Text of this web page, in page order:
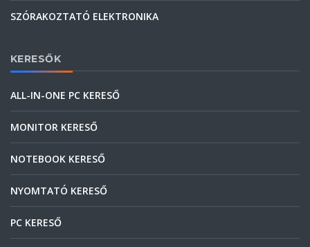
SZÓRAKOZTATÓ ELEKTRONIKA
KERESŐK
ALL-IN-ONE PC KERESŐ
MONITOR KERESŐ
NOTEBOOK KERESŐ
NYOMTATÓ KERESŐ
PC KERESŐ